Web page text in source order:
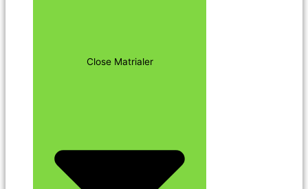
Close Matrialer